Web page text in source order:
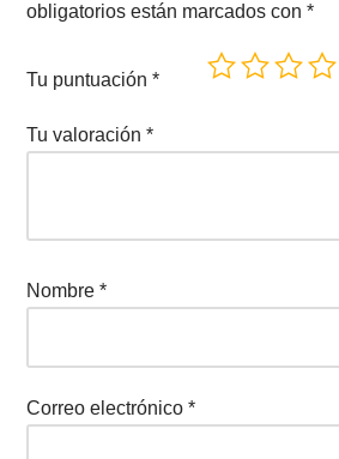
obligatorios están marcados con *
Tu puntuación *
Tu valoración *
Nombre *
Correo electrónico *